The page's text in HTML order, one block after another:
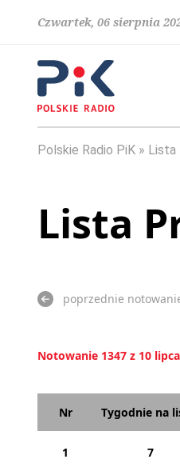
Czwartek, 06 sierpnia
Polskie Radio PiK Lista
Lista
poprzednie
Notowanie 1347 z 10
Nr Tygodnie na
1 7